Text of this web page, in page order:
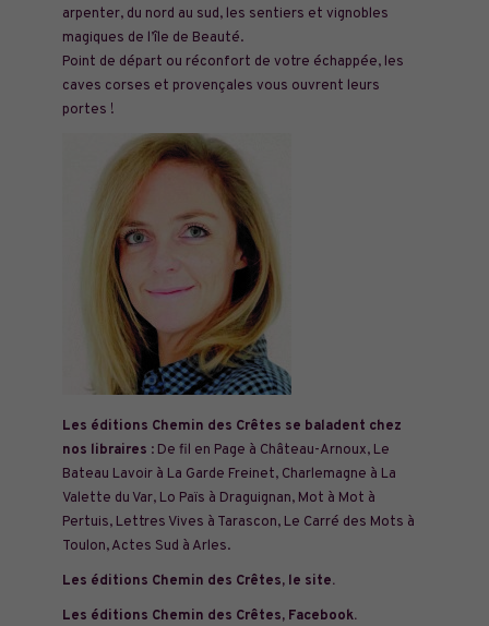
arpenter, du nord au sud, les sentiers et vignobles
magiques de l’île de Beauté.
Point de départ ou réconfort de votre échappée, les
caves corses et provençales vous ouvrent leurs
portes !
Les éditions Chemin des Crêtes se baladent chez
nos libraires : De fil en Page à Château-Arnoux, Le
Bateau Lavoir à La Garde Freinet, Charlemagne à La
Valette du Var, Lo Païs à Draguignan, Mot à Mot à
Pertuis, Lettres Vives à Tarascon, Le Carré des Mots à
Toulon, Actes Sud à Arles.
Les éditions Chemin des Crêtes, le site.
Les éditions Chemin des Crêtes, Facebook.